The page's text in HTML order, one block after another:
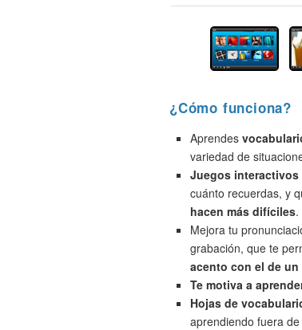
¿Cómo funciona?
Aprendes
variedad de
Juegos interactivos
cuánto recuerdas, y
hacen más difíciles.
Mejora tu
grabación, que te
acento con el de
Te motiva a
Hojas de
aprendiendo fuera de